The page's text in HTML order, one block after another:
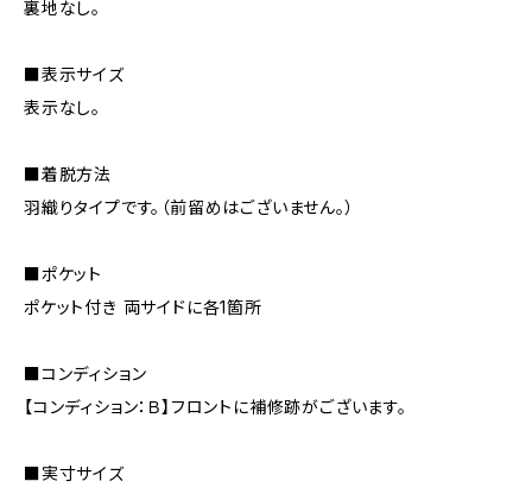
裏地なし。
■表示サイズ
表示なし。
■着脱方法
羽織りタイプです。（前留めはございません。）
■ポケット
ポケット付き 両サイドに各1箇所
■コンディション
【コンディション：Ｂ】フロントに補修跡がございます。
■実寸サイズ